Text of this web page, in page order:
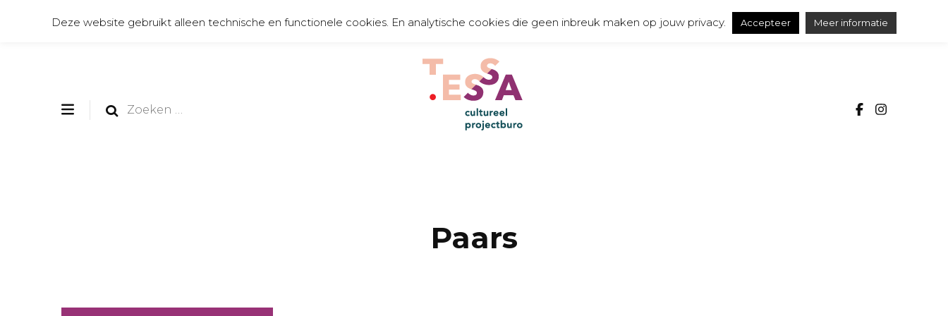
Zoeken
cultureel
Paars
Deze website gebruikt alleen technische en functionele cookies. En analytische cookies die geen inbreuk maken op jouw privacy. Accepteer Meer informatie